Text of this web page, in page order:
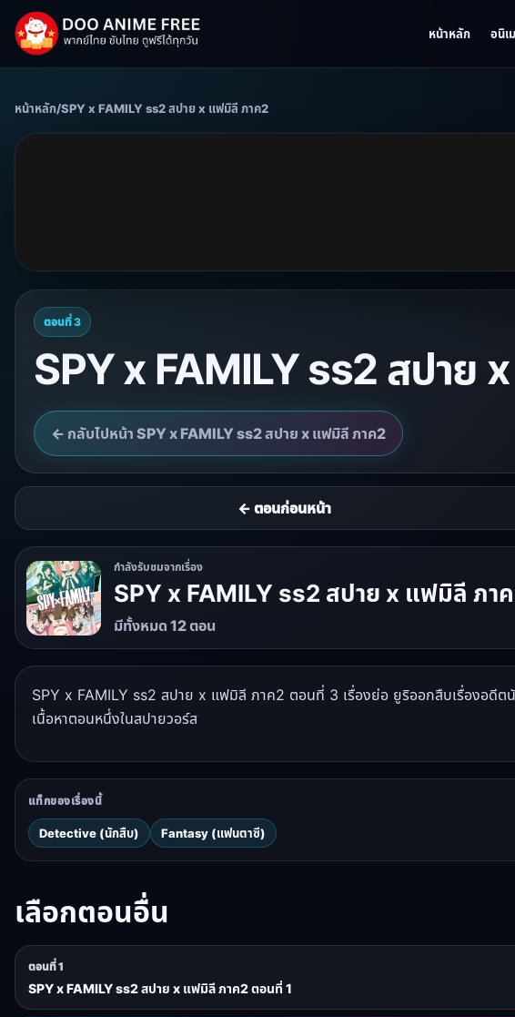
หน้าหลัก อนิเ
หน้าหลัก/SPY x FAMILY ss2 สปาย x แฟมิลี ภาค2
ตอนที่ 3
SPY x FAMILY ss2 สปาย
← กลับไปหน้า SPY x FAMILY ss2 สปาย x แฟมิลี ภาค2
← ตอนก่อนหน้า
กำลังรับชมจากเรื่อง
SPY x FAMILY ss2 สปาย x แฟมิลี ภา
มีทั้งหมด 12 ตอน
SPY x FAMILY ss2 สปาย x แฟมิลี ภาค2 ตอนที่ 3 เรื่องย่อ ยูริออกสืบเรื่องอดีต
เนื้อหาตอนหนึ่งในสปายวอร์ส
แท็กของเรื่องนี้
Detective (นักสืบ) Fantasy (แฟนตาซี)
เลือกตอนอื่น
ตอนที่ 1
SPY x FAMILY ss2 สปาย x แฟมิลี ภาค2 ตอนที่ 1